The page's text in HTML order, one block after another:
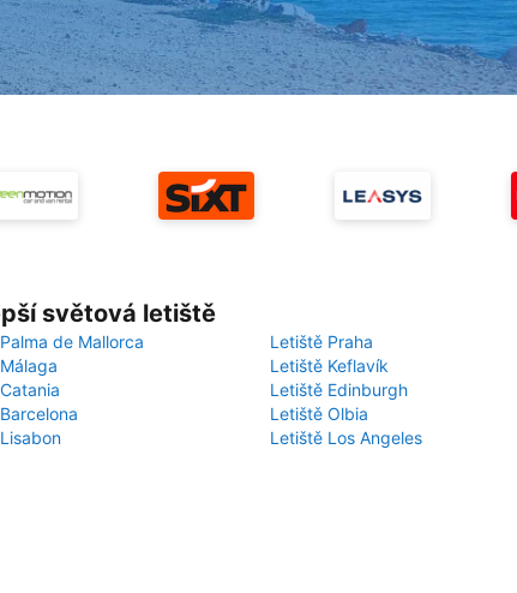
světová letiště
de Mallorca
Letiště Praha
Letiště Keflavík
Letiště Edinburgh
Letiště Olbia
Letiště Los Angeles